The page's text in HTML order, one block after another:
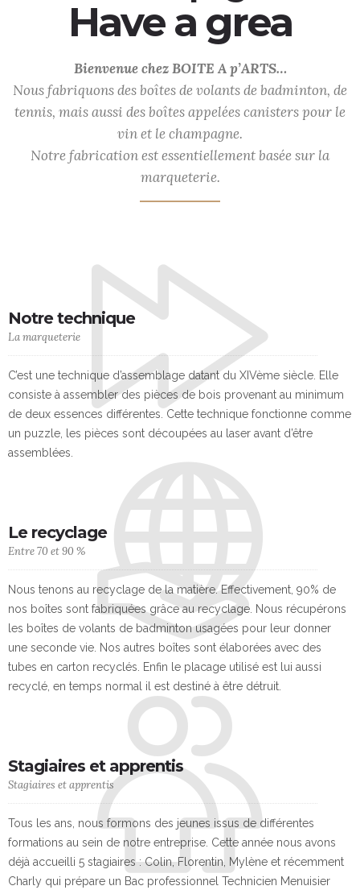
These
Bienvenue chez BOITE A p’ARTS…
Nous fabriquons des boîtes de volants de badminton, de
tennis, mais aussi des boîtes appelées canisters pour le
vin et le champagne.
Notre fabrication est essentiellement basée sur la
marqueterie.
Notre technique
La marqueterie
C’est une technique d’assemblage datant du XIVème siècle. Elle
consiste à assembler des pièces de bois provenant au minimum
de deux essences différentes. Cette technique fonctionne comme
un puzzle, les pièces sont découpées au laser avant d’être
assemblées.
Le recyclage
Entre 70 et 90 %
Nous tenons au recyclage de la matière. Effectivement, 90% de
nos boîtes sont fabriquées grâce au recyclage. Nous récupérons
les boîtes de volants de badminton usagées pour leur donner
une seconde vie. Nos autres boîtes sont élaborées avec des
tubes en carton recyclés. Enfin le placage utilisé est lui aussi
recyclé, en temps normal il est destiné à être détruit.
Stagiaires et apprentis
Stagiaires et apprentis
Tous les ans, nous formons des jeunes issus de différentes
formations au sein de notre entreprise. Cette année nous avons
déjà accueilli 5 stagiaires : Colin, Florentin, Mylène et récemment
Charly qui prépare un Bac professionnel Technicien Menuisier